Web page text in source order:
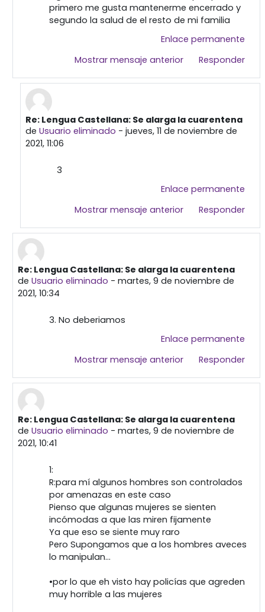
primero me gusta mantenerme encerrado y
segundo la salud de el resto de mi familia
Enlace permanente
Mostrar mensaje anterior
Responder
En respuesta a Usuario eliminado
Re: Lengua Castellana: Se alarga la cuarentena
de Usuario eliminado - jueves, 11 de noviembre de
2021, 11:06
3
Enlace permanente
Mostrar mensaje anterior
Responder
En respuesta a Primera publicación
Re: Lengua Castellana: Se alarga la cuarentena
de Usuario eliminado - martes, 9 de noviembre de
2021, 10:34
3. No deberiamos
Enlace permanente
Mostrar mensaje anterior
Responder
En respuesta a Primera publicación
Re: Lengua Castellana: Se alarga la cuarentena
de Usuario eliminado - martes, 9 de noviembre de
2021, 10:41
1:
R:para mí algunos hombres son controlados
por amenazas en este caso
Pienso que algunas mujeres se sienten
incómodas a que las miren fijamente
Ya que eso se siente muy raro
Pero Supongamos que a los hombres aveces
lo manipulan...
•por lo que eh visto hay policías que agreden
muy horrible a las mujeres